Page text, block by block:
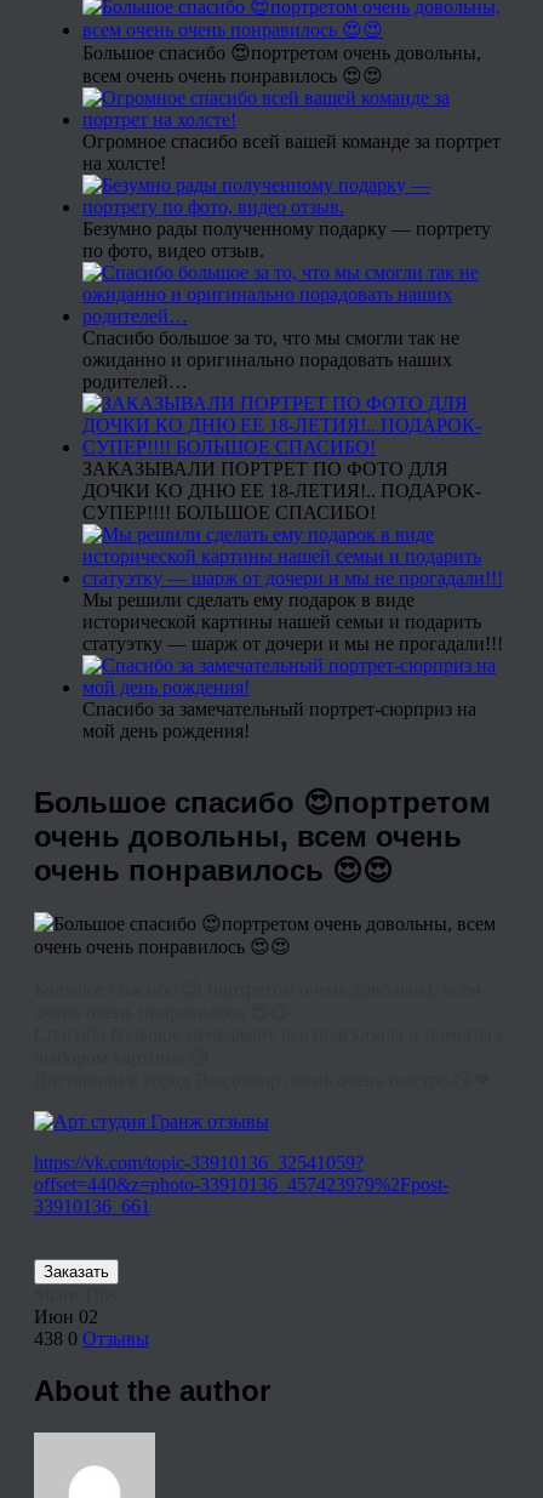
Большое спасибо 😍портретом очень довольны,
всем очень очень понравилось 😍😍
Огромное спасибо всей вашей команде за портрет
на холсте!
Безумно рады полученному подарку — портрету
по фото, видео отзыв.
Спасибо большое за то, что мы смогли так не
ожиданно и оригинально порадовать наших
родителей…
ЗАКАЗЫВАЛИ ПОРТРЕТ ПО ФОТО ДЛЯ
ДОЧКИ КО ДНЮ ЕЕ 18-ЛЕТИЯ!.. ПОДАРОК-
СУПЕР!!!! БОЛЬШОЕ СПАСИБО!
Мы решили сделать ему подарок в виде
исторической картины нашей семьи и подарить
статуэтку — шарж от дочери и мы не прогадали!!!
Спасибо за замечательный портрет-сюрприз на
мой день рождения!
Большое спасибо 😍портретом
очень довольны, всем очень
очень понравилось 😍😍
https://vk.com/topic-33910136_32541059?
offset=440&z=photo-33910136_457423979%2Fpost-
33910136_661
Заказать
Июн 02
438 0 Отзывы
About the author